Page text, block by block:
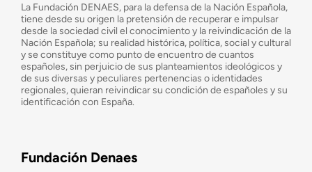
¿Cuáles son nuestros objetivos?
Consejo Asesor
La Fundación DENAES, para la defensa de la Nación Española,
tiene desde su origen la pretensión de recuperar e impulsar
desde la sociedad civil el conocimiento y la reivindicación de la
Nación Española; su realidad histórica, política, social y cultural
y se constituye como punto de encuentro de cuantos
españoles, sin perjuicio de sus planteamientos ideológicos y
de sus diversas y peculiares pertenencias o identidades
regionales, quieran reivindicar su condición de españoles y su
identificación con España.
Fundación Denaes